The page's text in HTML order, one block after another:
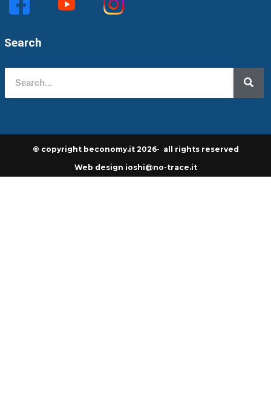
Search
© copyright beconomy.it 2026- all rights reserved
Web design ioshi@no-trace.it